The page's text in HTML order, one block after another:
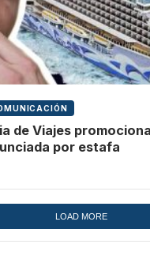
de Viajes
por estafa
LOAD MORE